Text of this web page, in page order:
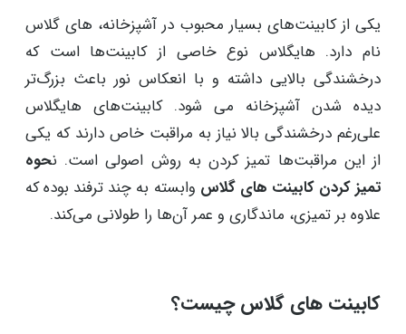
یکی از کابینت‌های بسیار محبوب در آشپزخانه، های گلاس
نام دارد. هایگلاس نوع خاصی از کابینت‌ها است که
درخشندگی بالایی داشته و با انعکاس نور باعث بزرگ‌تر
دیده شدن آشپزخانه می شود. کابینت‌های هایگلاس
علی‌رغم درخشندگی بالا نیاز به مراقبت خاص دارند که یکی
از این مراقبت‌ها تمیز کردن به روش اصولی است. ن حوه
تمیز کردن کابینت های گلاسوابسته به چند ترفند بوده که
علاوه بر تمیزی، ماندگاری و عمر آن‌ها را طولانی می‌کند.‌
کابینت های گلاس چیست؟